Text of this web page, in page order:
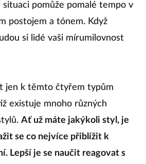
situaci pomůže pomalé tempo v
postojem a tónem. Když
si lidé vaši mírumilovnost
jen k těmto čtyřem typům
existuje mnoho různých
Ať už máte jakýkoli styl, je
se co nejvíce přiblížit k
Lepší je se naučit reagovat s